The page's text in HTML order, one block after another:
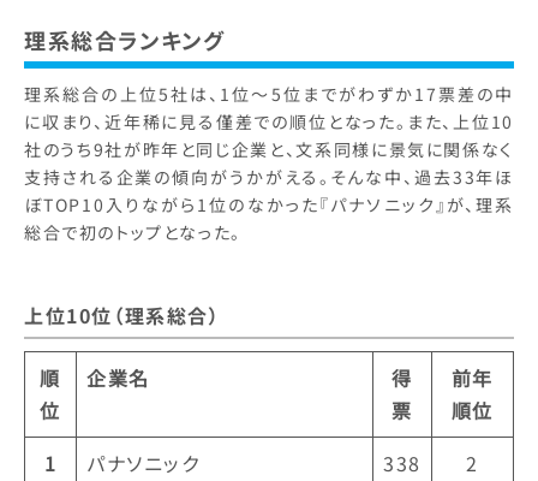
理系総合ランキング
理系総合の上位5社は、1位～5位までがわずか17票差の中
に収まり、近年稀に見る僅差での順位となった。また、上位10
社のうち9社が昨年と同じ企業と、文系同様に景気に関係なく
支持される企業の傾向がうかがえる。そんな中、過去33年ほ
ぼTOP10入りながら1位のなかった『パナソニック』が、理系
総合で初のトップとなった。
上位10位（理系総合）
順
位
企業名
得
票
前年
順位
1
パナソニック 338
2